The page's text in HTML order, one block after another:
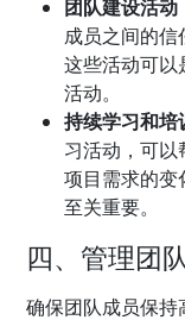
团队建设活动
成员之间的信
这些活动可以
活动。
持续学习和培
习活动，可
项目需求的变
至关重要。
四、管理团
确保团队成员保